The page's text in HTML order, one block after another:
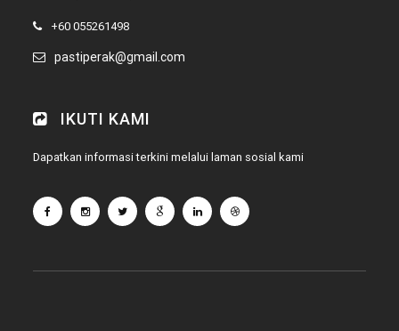
+60 055261498
pastiperak@gmail.com
IKUTI KAMI
Dapatkan informasi terkini melalui laman sosial kami